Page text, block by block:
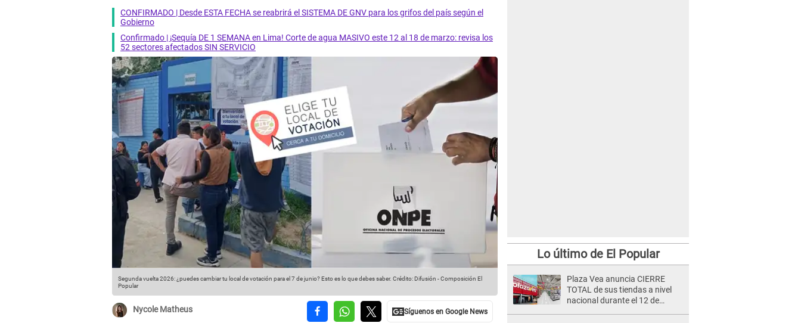
CONFIRMADO | Desde ESTA FECHA se reabrirá el SISTEMA DE GNV para los grifos del país según el
Gobierno
Confirmado | ¡Sequía DE 1 SEMANA en Lima! Corte de agua MASIVO este 12 al 18 de marzo: revisa los
52 sectores afectados SIN SERVICIO
Segunda vuelta 2026: ¿puedes cambiar tu local de votación para el 7 de junio? Esto es lo que debes saber. Crédito: Difusión - Composición El
Popular
Nycole Matheus
Lo último de El Popular
Plaza Vea anuncia CIERRE
TOTAL de sus tiendas a nivel
nacional durante el 12 de